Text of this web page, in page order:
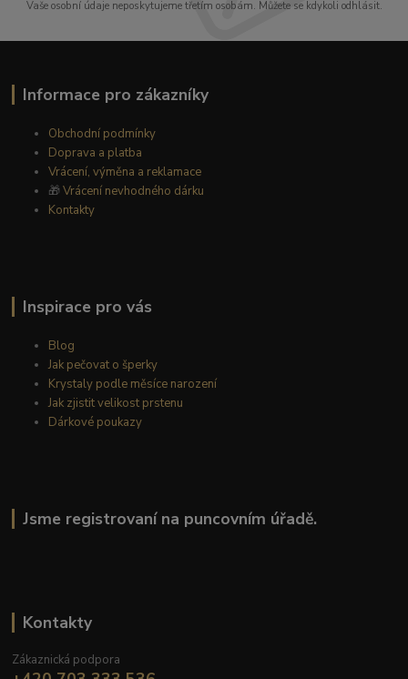
Vaše osobní údaje neposkytujeme třetím osobám. Můžete se kdykoli odhlásit.
Informace pro zákazníky
Obchodní podmínky
Doprava a platba
Vrácení, výměna a reklamace
🎁Vrácení nevhodného dárku
Kontakty
Inspirace pro vás
Blog
Jak pečovat o šperky
Krystaly podle měsíce narození
Jak zjistit velikost prstenu
Dárkové poukazy
Jsme registrovaní na puncovním úřadě.
Kontakty
Zákaznická podpora